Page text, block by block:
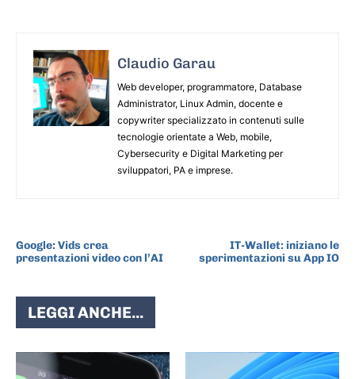
Claudio Garau
Web developer, programmatore, Database
Administrator, Linux Admin, docente e
copywriter specializzato in contenuti sulle
tecnologie orientate a Web, mobile,
Cybersecurity e Digital Marketing per
sviluppatori, PA e imprese.
Google: Vids crea
presentazioni video con l’AI
IT-Wallet: iniziano le
sperimentazioni su App IO
LEGGI ANCHE...